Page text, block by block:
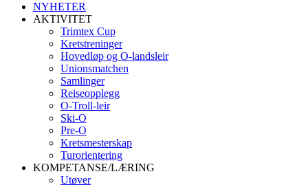
NYHETER
AKTIVITET
Trimtex Cup
Kretstreninger
Hovedløp og O-landsleir
Unionsmatchen
Samlinger
Reiseopplegg
O-Troll-leir
Ski-O
Pre-O
Kretsmesterskap
Turorientering
KOMPETANSE/LÆRING
Utøver